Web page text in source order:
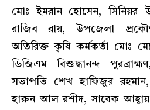
মোঃ ইমরান হোসেন, সিনিয়র
রাজিব রায়, উপজেলা
অতিরিক্ত কৃষি কর্মকর্তা মোঃ
ডিজিএম বিশুদ্ধানন্দ
সভাপতি শেখ হাফিজুর
হারুন আল রশীদ, সাবেক আহ্বায়